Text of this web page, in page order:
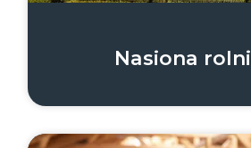
Nasiona